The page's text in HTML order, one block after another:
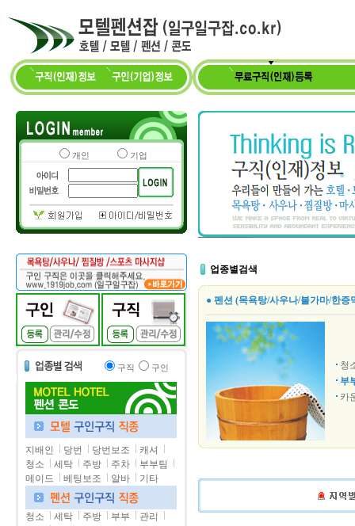
개인 기업
구직 구인
지배인 당번 당번보조
캐셔
청소
세탁 주방 주차
부부팀
메이드
베팅보조 알바 기타
청소 세탁 주방 부부
관리
업종별검색
● 펜션 (목욕탕/사우나/불가마/한증
청
부
카